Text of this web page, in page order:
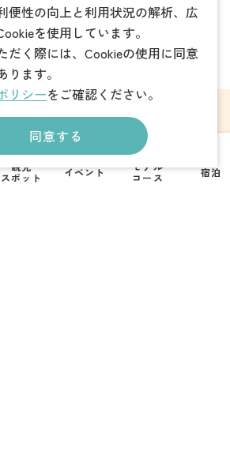
観光
スポット
イベント
モデル
コース
宿泊
便性の向上と利用状況の解析、広
を使用しています。
だく際には、Cookieの使用に同意
ます。
リシーをご確認ください。
同意する